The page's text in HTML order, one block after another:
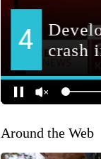
Around the Web